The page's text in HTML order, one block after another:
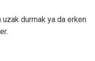
durmak ya da erken